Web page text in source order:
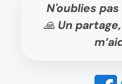
N'oublies
🙏 Un